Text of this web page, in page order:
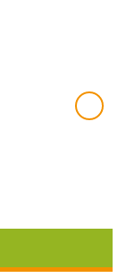
7 خطوات